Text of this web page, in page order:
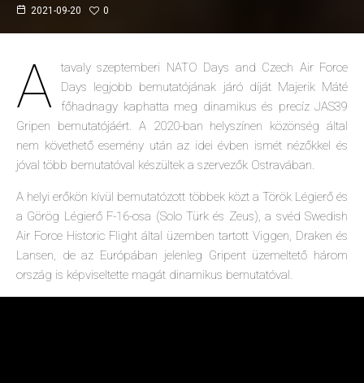
2021-09-20 0
A
tavaly szeptemberi NATO Days and Czech Air Force
Days legjobb bemutatójának járó díját Majerik Máté
főhadnagy kaphatta meg dinamikus és precíz JAS39
Gripen bemutatójáért. A 2020-ban helyszínen közönség által
nem követhető esemény után az idei évben ismét nézőkkel és
jóval több bemutatóval készültek a szervezők Ostravában.
A helyi erőkön kívül bemutatózott többek közt a Török Légierő és
a Görög Légierő F-16-osa (Solo Türk és Zeus), a svéd Swedish
Air Force Historic Flight által üzemben tartott Viggen, Draken és
Lansen, de az Európában jelenleg Gripent üzemeltető három
ország is képviseltette magát dinamikus bemutatóval.